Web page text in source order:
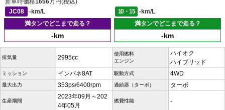
新車時価格1656万円(税込)
JC08
-km/L 10・15
-km/L
満タンでどこまで走る？
-km
満タンでどこまで走る？
-km
排気量 2995cc
使用燃料
エンジン
ハイオク
ハイブリッド
ミッション インパネ8AT 駆動方式 4WD
最大出力 353ps/6400rpm 過給器（ターボ） ターボ
生産期間
2023年09月～202
4年05月
燃費性能 -